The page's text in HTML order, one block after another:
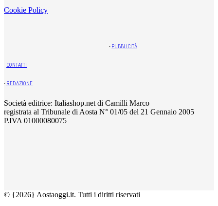
Cookie Policy
- PUBBLICITÀ
- CONTATTI
- REDAZIONE
Società editrice: Italiashop.net di Camilli Marco
registrata al Tribunale di Aosta N° 01/05 del 21 Gennaio 2005
P.IVA 01000080075
© {2026} Aostaoggi.it. Tutti i diritti riservati